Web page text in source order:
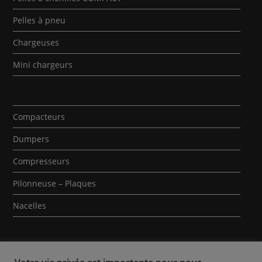
Pelles à pneu
Chargeuses
Mini chargeurs
Compacteurs
Dumpers
Compresseurs
Pilonneuse – Plaques
Nacelles